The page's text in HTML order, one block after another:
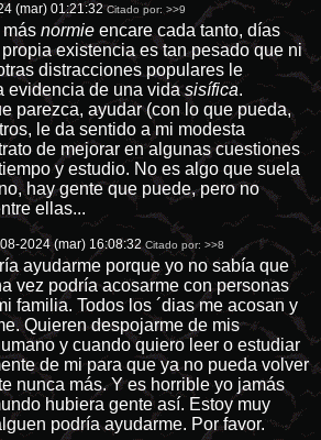
(mar) 01:21:32 Citado por:>>9
normie encare cada tanto, días
existencia es tan pesado que ni
distracciones populares le
evidencia de una vidasisífica.
parezca, ayudar (con lo que pueda,
le da sentido a mi modesta
de mejorar en algunas cuestiones
y estudio. No es algo que suela
hay gente que puede, pero no
ellas...
2024 (mar) 16:08:32 Citado por:>>8
ayudarme porque yo no sabía que
vez podría acosarme con personas
familia. Todos los ´dias me acosan y
Quieren despojarme de mis
y cuando quiero leer o estudiar
de mi para que ya no pueda volver
nunca más. Y es horrible yo jamás
hubiera gente así. Estoy muy
podría ayudarme. Por favor.